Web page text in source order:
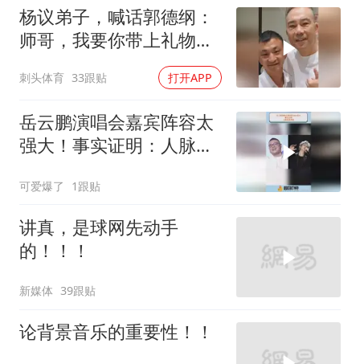
杨议弟子，喊话郭德纲：
师哥，我要你带上礼物，
刺头体育 33跟贴 打开APP
岳云鹏演唱会嘉宾阵容太
强大！事实证明：人脉就
可爱爆了 1跟贴
讲真，是球网先动手
的！！！
新媒体 39跟贴
论背景音乐的重要性！！